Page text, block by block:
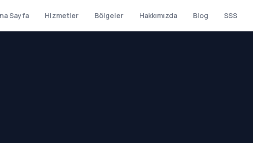
Sayfa Hizmetler Bölgeler Hakkımızda Blog SSS